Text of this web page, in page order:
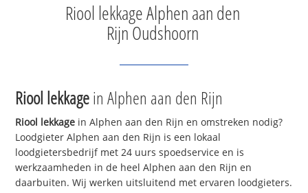
Riool lekkage Alphen aan den
Rijn Oudshoorn
Riool lekkagein Alphen aan den Rijn
Riool lekkage in Alphen aan den Rijn en omstreken nodig?
Loodgieter Alphen aan den Rijn is een lokaal
loodgietersbedrijf met 24 uurs spoedservice en is
werkzaamheden in de heel Alphen aan den Rijn en
daarbuiten. Wij werken uitsluitend met ervaren loodgieters.